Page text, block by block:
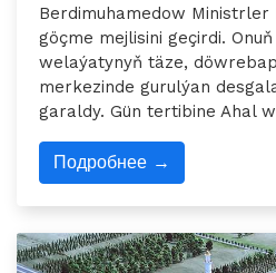
Berdimuhamedow Ministrler
göçme mejlisini geçirdi.
welaýatynyň täze,
merkezinde gurulýan
garaldy. Gün tertibine Ahal
Подробнее →